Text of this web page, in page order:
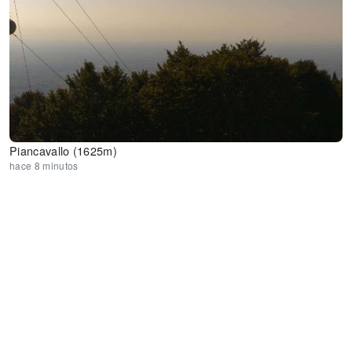
Piancavallo (1625m)
hace 8 minutos